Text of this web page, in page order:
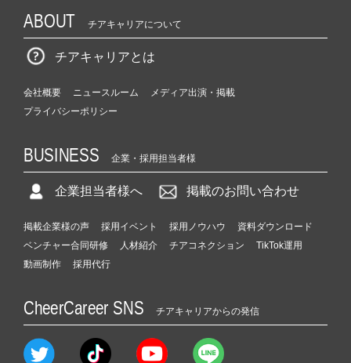
ABOUT チアキャリアについて
チアキャリアとは
会社概要 ニュースルーム
メディア出演・掲載
プライバシーポリシー
BUSINESS 企業・採用担当者様
企業担当者様へ 掲載のお問い合わせ
掲載企業様の声 採用イベント 採用ノウハウ
資料ダウンロード
ベンチャー合同研修
人材紹介 チアコネクション
TikTok運用
動画制作
採用代行
CheerCareer SNS チアキャリアからの発信